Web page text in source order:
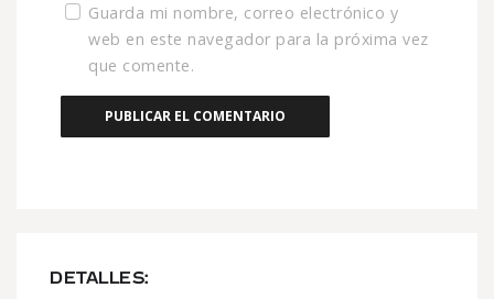
DETALLES:
Guarda mi nombre, correo electrónico y
web en este navegador para la próxima vez
que comente.